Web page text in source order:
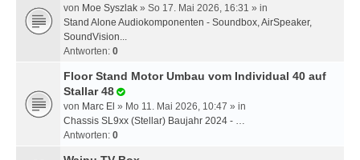
von Moe Syszlak » So 17. Mai 2026, 16:31 » in
Stand Alone Audiokomponenten - Soundbox, AirSpeaker,
SoundVision...
Antworten: 0
Floor Stand Motor Umbau vom Individual 40 auf
Stallar 48
von Marc El » Mo 11. Mai 2026, 10:47 » in
Chassis SL9xx (Stellar) Baujahr 2024 - …
Antworten: 0